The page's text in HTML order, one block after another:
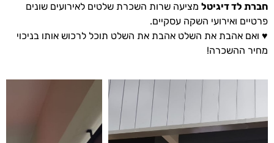
חברת לד דיגיטל מציעה שרות השכרת שלטים לאירועים שונים
פרטיים ואירועי השקה עסקיים.
♥ ואם אהבת את השלט אהבת את השלט תוכל לרכוש אותו בניכוי
מחיר ההשכרה!